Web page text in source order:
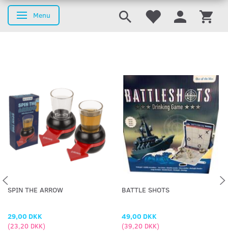
Skifte navigation
Menu
SPIN THE ARROW
29,00 DKK
(23,20 DKK)
BATTLE SHOTS
49,00 DKK
(39,20 DKK)